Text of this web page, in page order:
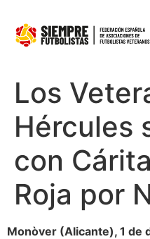
Los
Hércules
con
Roja por
Monòver (Alicante), 1 de